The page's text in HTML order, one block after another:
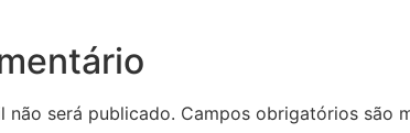
não será publicado. Campos obrigatórios são